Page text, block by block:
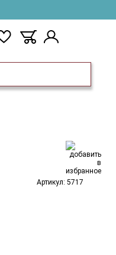
Артикул: 5717